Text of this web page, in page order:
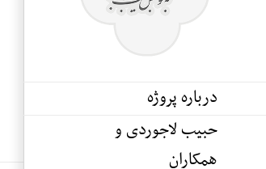
درباره پروژه
حبیب لاجوردی و
همکاران